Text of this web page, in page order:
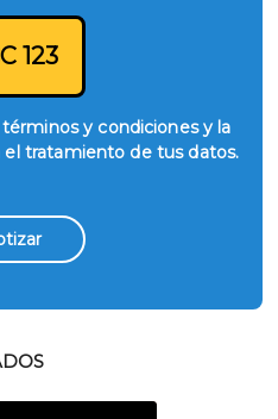
123
términos y condiciones y la
el tratamiento de tus datos.